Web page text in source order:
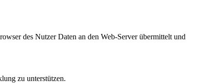
des Nutzer Daten an den Web-Server übermittelt und
zu unterstützen.